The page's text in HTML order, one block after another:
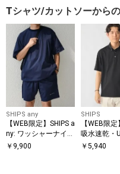
Tシャツ/カットソーから
SHIPS any
【WEB限定】SHIPS a
ny: ワッシャーナイロ
ン スピンドル Tシャ
￥ 9,900
SHIPS
【WEB限定
吸水速乾・
ymix（R）
￥5,940